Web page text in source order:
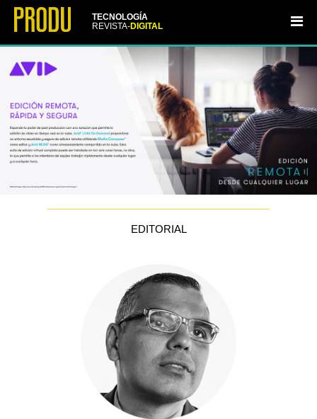
TECNOLOGÍA
REVISTA-DIGITAL
EDITORIAL